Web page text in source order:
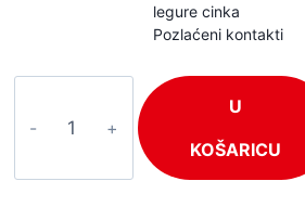
legure cinka
Pozlaćeni kontakti
CX111-
količina
U
KOŠARICU